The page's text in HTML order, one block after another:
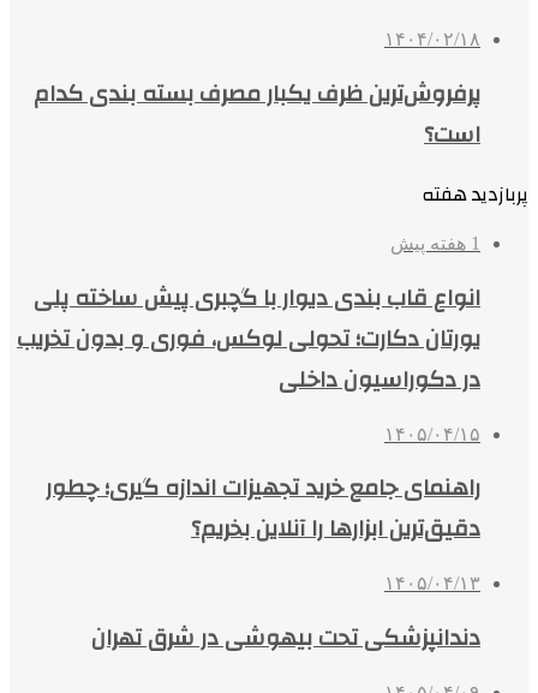
۱۴۰۴/۰۲/۱۸
پرفروش‌ترین ظرف یکبار مصرف بسته بندی کدام
است؟
پربازدید هفته
1 هفته پیش
انواع قاب بندی دیوار با گچبری پیش ساخته پلی
یورتان دکارت؛ تحولی لوکس، فوری و بدون تخریب
در دکوراسیون داخلی
۱۴۰۵/۰۴/۱۵
راهنمای جامع خرید تجهیزات اندازه گیری؛ چطور
دقیق‌ترین ابزارها را آنلاین بخریم؟
۱۴۰۵/۰۴/۱۳
دندانپزشکی تحت بیهوشی در شرق تهران